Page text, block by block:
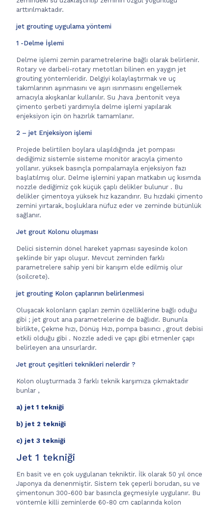
arttırılmaktadır.
jet grouting uygulama yöntemi
1 -Delme İşlemi
Delme işlemi zemin parametrelerine bağlı olarak belirlenir.
Rotary ve darbeli-rotary metotları bilinen en yaygın jet
grouting yöntemleridir. Delgiyi kolaylaştırmak ve uç
takımlarının aşınmasını ve aşırı ısınmasını engellemek
amacıyla akışkanlar kullanılır. Su ,hava ,bentonit veya
çimento şerbeti yardımıyla delme işlemi yapılarak
enjeksiyon için ön hazırlık tamamlanır.
2 – jet Enjeksiyon işlemi
Projede belirtilen boylara ulaşıldığında ,jet pompası
dediğimiz sistemle sisteme monitör aracıyla çimento
yollanır. yüksek basınçla pompalamayla enjeksiyon fazı
başlatılmış olur. Delme işlemini yapan matkabın uç kısımda
nozzle dediğimiz çok küçük çaplı delikler bulunur . Bu
delikler çimentoya yüksek hız kazandırır. Bu hızdaki çimento
zemini yırtarak, boşluklara nüfuz eder ve zeminde bütünlük
sağlanır.
Jet grout Kolonu oluşması
Delici sistemin dönel hareket yapması sayesinde kolon
şeklinde bir yapı oluşur. Mevcut zeminden farklı
parametrelere sahip yeni bir karışım elde edilmiş olur
(soilcrete).
jet grouting Kolon çaplarının belirlenmesi
Oluşacak kolonların çapları zemin özelliklerine bağlı oduğu
gibi ; jet grout ana parametrelerine de bağlıdır. Bununla
birlikte, Çekme hızı, Dönüş Hızı, pompa basıncı , grout debisi
etkili olduğu gibi . Nozzle adedi ve çapı gibi etmenler çapı
belirleyen ana unsurlardır.
Jet grout çeşitleri teknikleri nelerdir ?
Kolon oluşturmada 3 farklı teknik karşımıza çıkmaktadır
bunlar ,
a) jet 1 tekniği
b) jet 2 tekniği
c) jet 3 tekniği
Jet 1 tekniği
En basit ve en çok uygulanan tekniktir. İlk olarak 50 yıl önce
Japonya da denenmiştir. Sistem tek çeperli borudan, su ve
çimentonun 300-600 bar basıncla geçmesiyle uygulanır. Bu
yöntemle killi zeminlerde 60-80 cm çaplarında kolon